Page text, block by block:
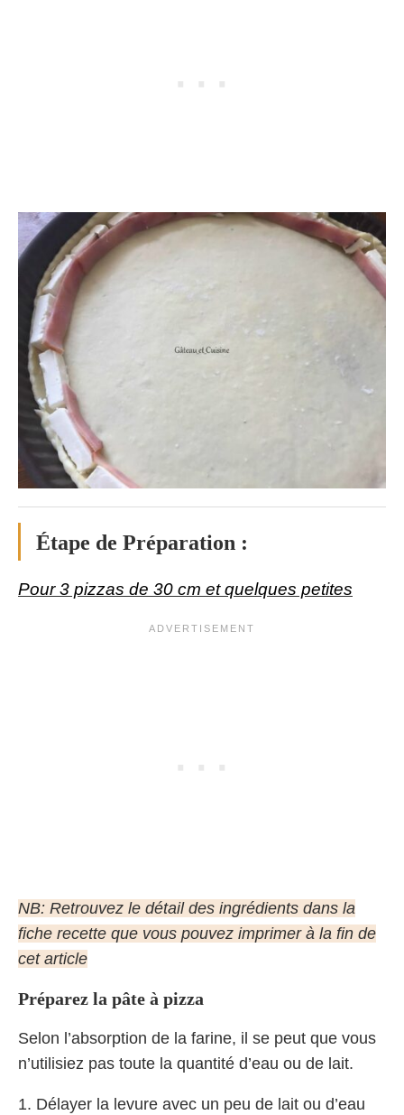
Étape de Préparation :
Pour 3 pizzas de 30 cm et quelques petites
NB: Retrouvez le détail des ingrédients dans la
fiche recette que vous pouvez imprimer à la fin de
cet article
Préparez la pâte à pizza
Selon l’absorption de la farine, il se peut que vous
n’utilisiez pas toute la quantité d’eau ou de lait.
1. Délayer la levure avec un peu de lait ou d’eau